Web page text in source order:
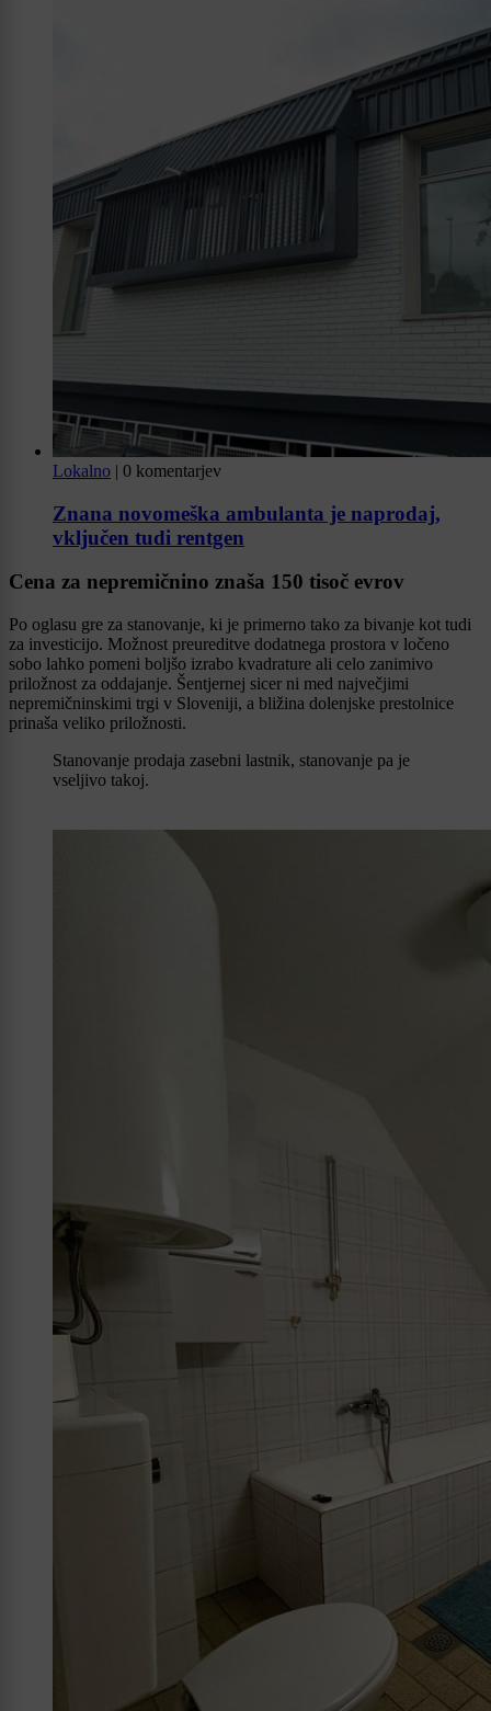
Lokalno | 0 komentarjev
Znana novomeška ambulanta je naprodaj,
vključen tudi rentgen
Cena za nepremičnino znaša 150 tisoč evrov
Po oglasu gre za stanovanje, ki je primerno tako za bivanje kot tudi
za investicijo. Možnost preureditve dodatnega prostora v ločeno
sobo lahko pomeni boljšo izrabo kvadrature ali celo zanimivo
priložnost za oddajanje. Šentjernej sicer ni med največjimi
nepremičninskimi trgi v Sloveniji, a bližina dolenjske prestolnice
prinaša veliko priložnosti.
Stanovanje prodaja zasebni lastnik, stanovanje pa je
vseljivo takoj.